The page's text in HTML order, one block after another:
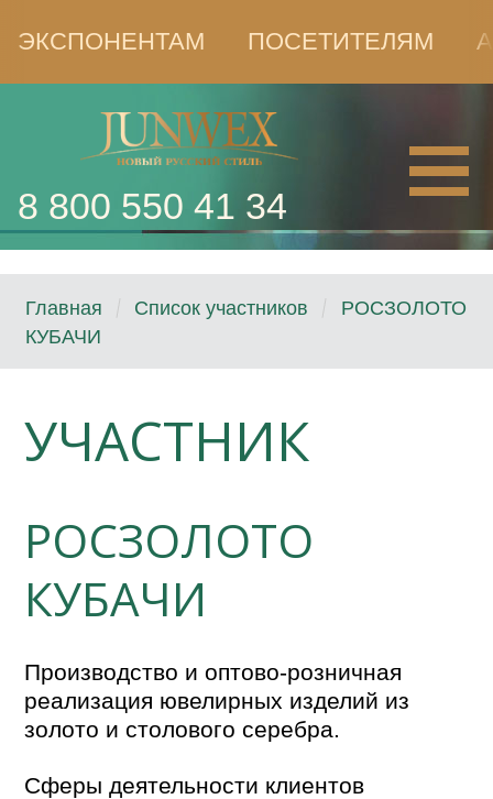
ЭКСПОНЕНТАМ ПОСЕТИТЕЛЯМ
8 800 550 41 34
Главная Список участников
РОСЗОЛОТО
КУБАЧИ
УЧАСТНИК
РОСЗОЛОТО
КУБАЧИ
Производство и оптово-розничная
реализация ювелирных изделий из
золото и столового серебра.
Сферы деятельности клиентов